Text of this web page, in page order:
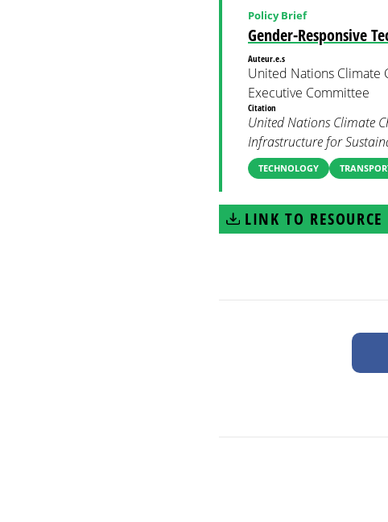
Gender-Responsive
Policy Brief
Auteur.e.s
United Nations Climate
Executive Committee
Citation
United Nations Climate
Infrastructure for
TECHNOLOGY
LINK TO RESOURCE